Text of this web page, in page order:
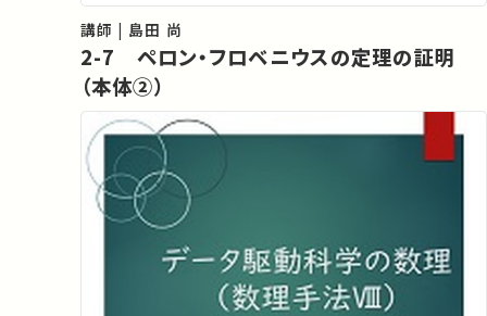
講師 | 島田 尚
2-7 ペロン・フロベニウスの定理の証明
（本体②）